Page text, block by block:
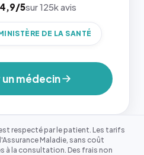
4,9/5sur 125k avis
DE LA SANTÉ
médecin
respecté par le patient. Les tarifs
Maladie, sans coût
à la consultation. Des frais non